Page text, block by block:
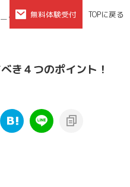
無料体験受付 TOPに戻る
ソナルジム >
き４つのポイント！